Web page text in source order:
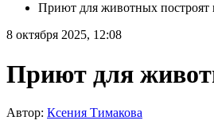
Приют для животных построят
8 октября 2025, 12:08
Приют для
Автор: Ксения Тимакова